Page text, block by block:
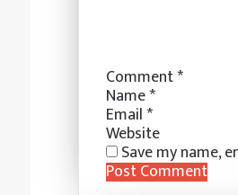
Comment*
Name*
Email*
Website
Save my name,